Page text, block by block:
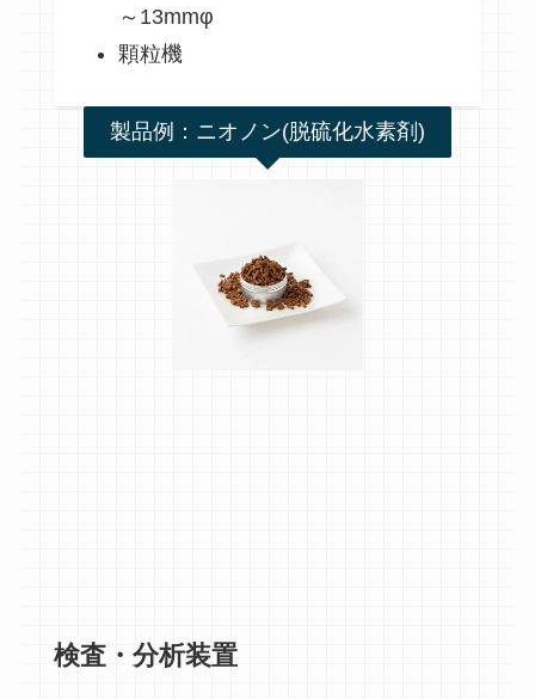
～13mmφ
顆粒機
製品例：ニオノン(脱硫化水素剤)
検査・分析装置